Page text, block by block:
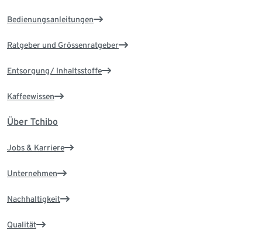
Bedienungsanleitungen
Ratgeber und Grössenratgeber
Entsorgung/ Inhaltsstoffe
Kaffeewissen
Über Tchibo
Jobs & Karriere
Unternehmen
Nachhaltigkeit
Qualität